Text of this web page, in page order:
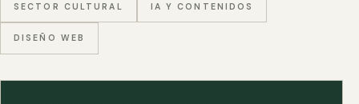
SECTOR CULTURAL IA Y CONTENIDOS
DISEÑO WEB